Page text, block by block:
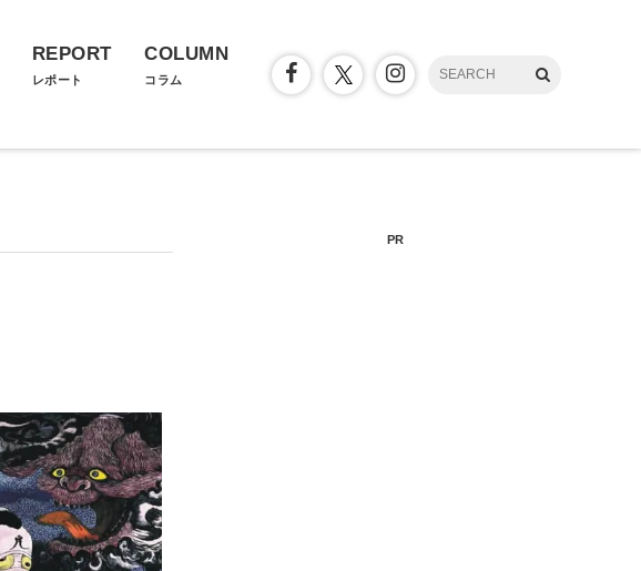
REPORT
レポート
COLUMN
コラム
PR